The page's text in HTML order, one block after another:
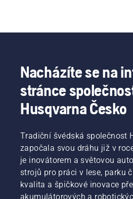
Nacházíte se na
stránce
Husqvarna Česko
Tradiční švédská společnost
započala svou dráhu již v
je inovátorem a světovou
strojů pro práci v lese, parku
kvalita a špičkové inovace
akumulátorových a